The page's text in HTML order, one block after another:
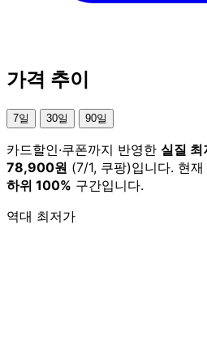
가격 추이
7일 30일 90일
카드할인·쿠폰까지 반영한 실질 최
78,900원 (7/1, 쿠팡)입니다. 현
하위 100% 구간입니다.
역대 최저가